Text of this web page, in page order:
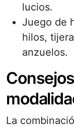
lucios.
Juego de
hilos,
anzuelos.
La